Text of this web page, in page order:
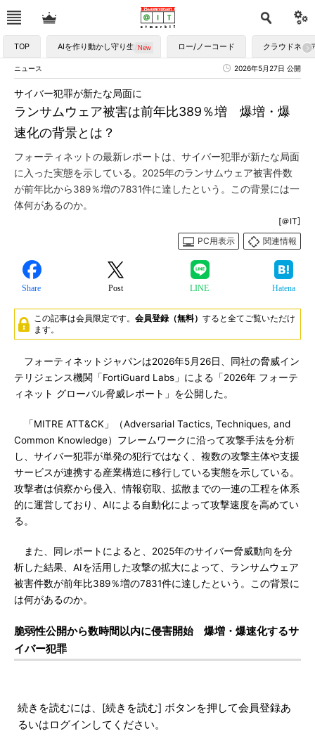
TOP AIを作り動かし守り生かす ロー/ノーコード クラウドネイ
ニュース 2026年5月27日 公開
ランサムウェア被害は前年比389％増 爆増・爆
速化の背景とは？
サイバー犯罪が新たな局面に
フォーティネットの最新レポートは、サイバー犯罪が新たな局面
に入った実態を示している。2025年のランサムウェア被害件数
が前年比から389％増の7831件に達したという。この背景には一
体何があるのか。
[＠IT]
PC用表示
関連情報
Share Post LINE Hatena
この記事は会員限定です。 会員登録（無料） すると全てご覧いただけ
ます。
フォーティネットジャパンは2026年5月26日、同社の脅威イン
テリジェンス機関「FortiGuard Labs」による「2026年 フォーテ
ィネット グローバル脅威レポート」を公開した。
「MITRE ATT&CK」（Adversarial Tactics, Techniques, and
Common Knowledge）フレームワークに沿って攻撃手法を分析
し、サイバー犯罪が単発の犯行ではなく、複数の攻撃主体や支援
サービスが連携する産業構造に移行している実態を示している。
攻撃者は偵察から侵入、情報窃取、拡散までの一連の工程を体系
的に運営しており、AIによる自動化によって攻撃速度を高めてい
る。
また、同レポートによると、2025年のサイバー脅威動向を分
析した結果、AIを活用した攻撃の拡大によって、ランサムウェア
被害件数が前年比389％増の7831件に達したという。この背景に
は何があるのか。
脆弱性公開から数時間以内に侵害開始 爆増・爆速化するサ
イバー犯罪
続きを読むには、[続きを読む] ボタンを押して会員登録あ
るいはログインしてください。